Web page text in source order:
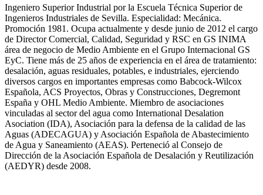
Ingeniero Superior Industrial por la Escuela Técnica Superior de
Ingenieros Industriales de Sevilla. Especialidad: Mecánica.
Promoción 1981. Ocupa actualmente y desde junio de 2012 el cargo
de Director Comercial, Calidad, Seguridad y RSC en GS INIMA
área de negocio de Medio Ambiente en el Grupo Internacional GS
EyC. Tiene más de 25 años de experiencia en el área de tratamiento:
desalación, aguas residuales, potables, e industriales, ejerciendo
diversos cargos en importantes empresas como Babcock-Wilcox
Española, ACS Proyectos, Obras y Construcciones, Degremont
España y OHL Medio Ambiente. Miembro de asociaciones
vinculadas al sector del agua como International Desalation
Asociation (IDA), Asociación para la defensa de la calidad de las
Aguas (ADECAGUA) y Asociación Española de Abastecimiento
de Agua y Saneamiento (AEAS). Perteneció al Consejo de
Dirección de la Asociación Española de Desalación y Reutilización
(AEDYR) desde 2008.